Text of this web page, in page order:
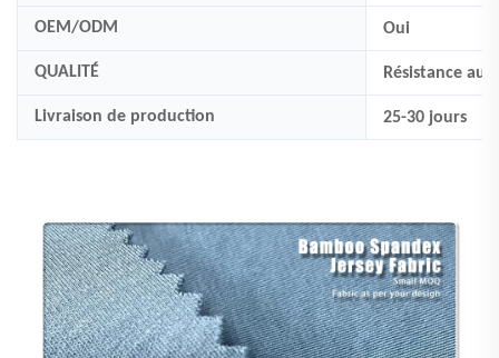
OEM/ODM Oui
QUALITÉ Résistance
Livraison de production 25-30 jours